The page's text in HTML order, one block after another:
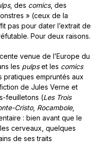
, des comics, des
» (ceux de la
pas pour dater l’extrait de
Pour deux raisons.
venue de l’Europe du
les pulpset les comics
empruntés aux
de Jules Verne et
feuilletons (Les Trois
Cristo, Rocambole,
: bien avant que le
cerveaux, quelques
de ses traits